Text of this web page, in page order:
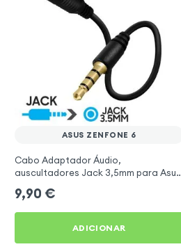
ASUS ZENFONE 6
Cabo Adaptador Áudio,
auscultadores Jack 3,5mm para Asus
9,90 €
ADICIONAR